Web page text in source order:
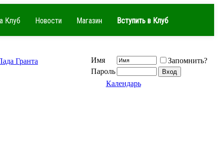
Клуб Новости Магазин Вступить в Клуб
Гранта Имя
Запомнить?
Пароль
Календарь